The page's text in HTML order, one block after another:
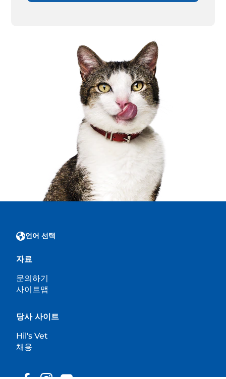
언어 선택
자료
문의하기
사이트맵
당사 사이트
Hil's Vet
채용